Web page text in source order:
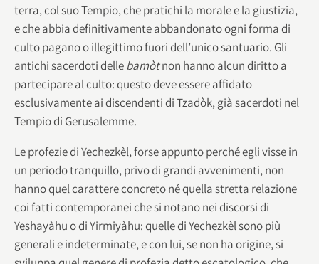
terra, col suo Tempio, che pratichi la morale e la giustizia,
e che abbia definitivamente abbandonato ogni forma di
culto pagano o illegittimo fuori dell’unico santuario. Gli
antichi sacerdoti dellebamòtnon hanno alcun diritto a
partecipare al culto: questo deve essere affidato
esclusivamente ai discendenti di Tzadòk, già sacerdoti nel
Tempio di Gerusalemme.
Le profezie di Yechezkèl, forse appunto perché egli visse in
un periodo tranquillo, privo di grandi avvenimenti, non
hanno quel carattere concreto né quella stretta relazione
coi fatti contemporanei che si notano nei discorsi di
Yeshayàhu o di Yirmiyàhu: quelle di Yechezkèl sono più
generali e indeterminate, e con lui, se non ha origine, si